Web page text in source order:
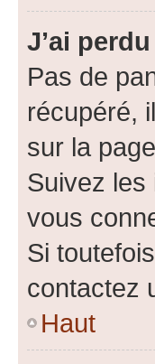
J’ai
Pas de
récupéré,
sur la
Suivez les
vous
Si
contactez
Haut